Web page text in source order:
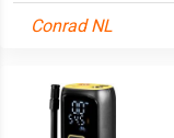
Conrad NL